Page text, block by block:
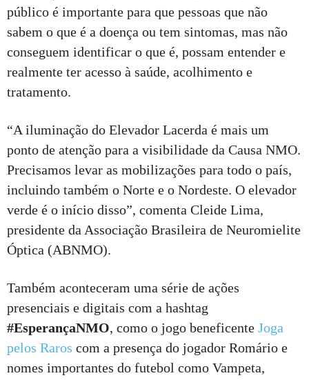
público é importante para que pessoas que não
sabem o que é a doença ou tem sintomas, mas não
conseguem identificar o que é, possam entender e
realmente ter acesso à saúde, acolhimento e
tratamento.
“A iluminação do Elevador Lacerda é mais um
ponto de atenção para a visibilidade da Causa NMO.
Precisamos levar as mobilizações para todo o país,
incluindo também o Norte e o Nordeste. O elevador
verde é o início disso”, comenta Cleide Lima,
presidente da Associação Brasileira de Neuromielite
Óptica (ABNMO).
Também aconteceram uma série de ações
presenciais e digitais com a hashtag
#EsperançaNMO, como o jogo beneficente Joga
pelos Raros com a presença do jogador Romário e
nomes importantes do futebol como Vampeta,